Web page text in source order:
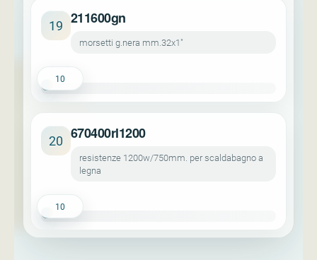
19 211600gn
morsetti g.nera mm.32x1"
10
20 670400rl1200
resistenze 1200w/750mm. per scaldabagno a
legna
10